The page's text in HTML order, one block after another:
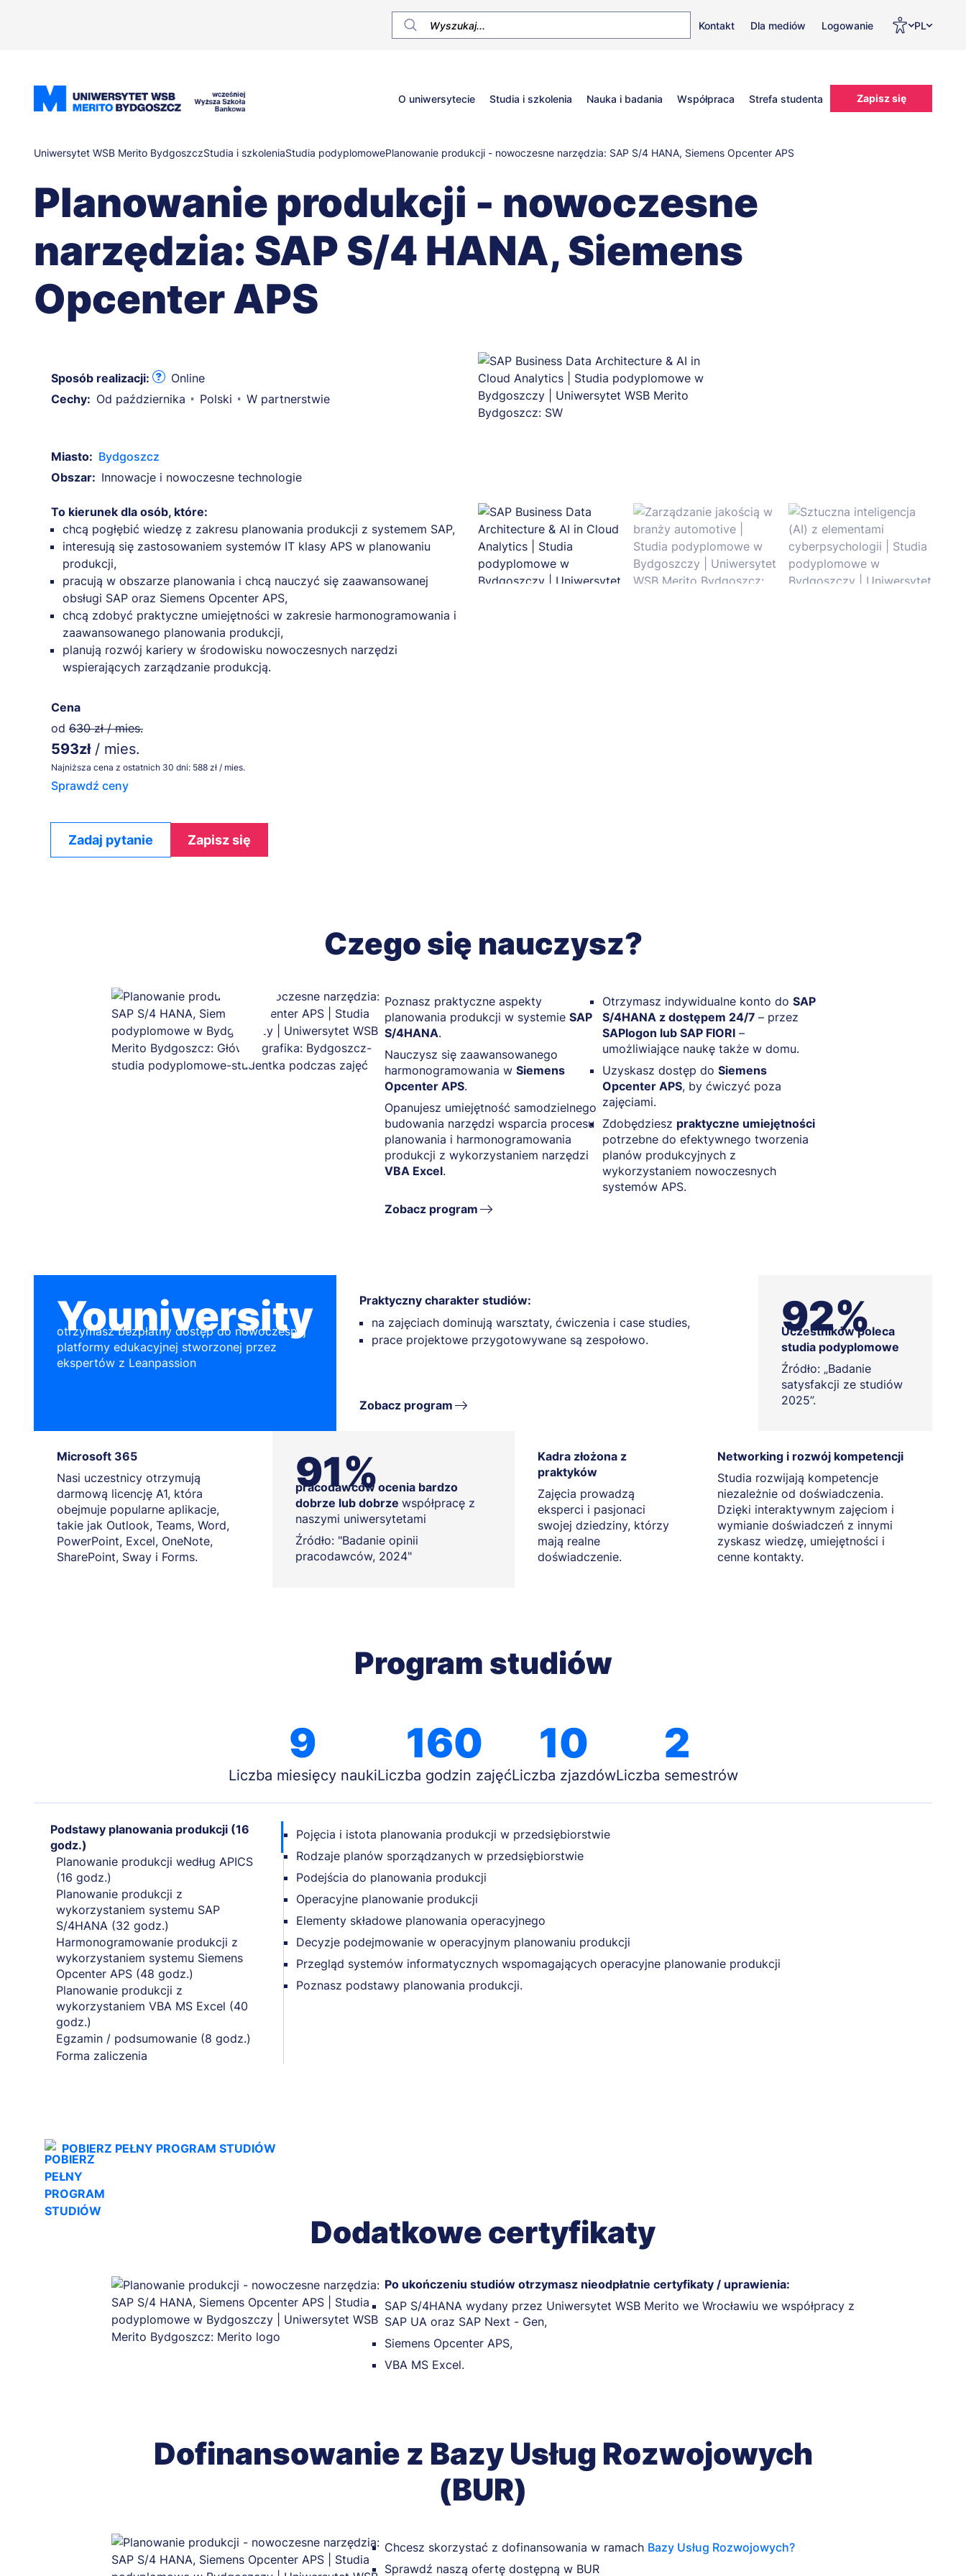
Top
Kontakt Dla mediów Logowanie PL
Główne
menu
O uniwersytecie Studia i szkolenia Nauka i badania Współpraca Strefa studenta Zapisz się
Ścieżka
nawigacyjna
Uniwersytet WSB Merito BydgoszczStudia i szkoleniaStudia podyplomowePlanowanie produkcji - nowoczesne narzędzia: SAP S/4 HANA, Siemens Opcenter APS
Planowanie produkcji - nowoczesne
narzędzia: SAP S/4 HANA, Siemens
Opcenter APS
Sposób realizacji:
Online
Cechy: Od października Polski W partnerstwie
Miasto: Bydgoszcz
Obszar: Innowacje i nowoczesne technologie
To kierunek dla osób, które:
chcą pogłębić wiedzę z zakresu planowania produkcji z systemem SAP,
interesują się zastosowaniem systemów IT klasy APS w planowaniu
produkcji,
pracują w obszarze planowania i chcą nauczyć się zaawansowanej
obsługi SAP oraz Siemens Opcenter APS,
chcą zdobyć praktyczne umiejętności w zakresie harmonogramowania i
zaawansowanego planowania produkcji,
planują rozwój kariery w środowisku nowoczesnych narzędzi
wspierających zarządzanie produkcją.
Cena
od 630 zł / mies.
593zł / mies.
Najniższa cena z ostatnich 30 dni: 588 zł / mies.
Sprawdź ceny
Zadaj pytanie Zapisz się
Czego się nauczysz?
Poznasz praktyczne aspekty
planowania produkcji w systemie SAP
S/4HANA.
Nauczysz się zaawansowanego
harmonogramowania w Siemens
Opcenter APS.
Opanujesz umiejętność samodzielnego
budowania narzędzi wsparcia procesu
planowania i harmonogramowania
produkcji z wykorzystaniem narzędzi
VBA Excel.
Otrzymasz indywidualne konto do SAP
S/4HANA z dostępem 24/7 – przez
SAPlogon lub SAP FIORI –
umożliwiające naukę także w domu.
Uzyskasz dostęp do Siemens
Opcenter APS, by ćwiczyć poza
zajęciami.
Zdobędziesz praktyczne umiejętności
potrzebne do efektywnego tworzenia
planów produkcyjnych z
wykorzystaniem nowoczesnych
systemów APS.
Zobacz program
Youniversity
otrzymasz bezpłatny dostęp do nowoczesnej
platformy edukacyjnej stworzonej przez
ekspertów z Leanpassion
Praktyczny charakter studiów:
na zajęciach dominują warsztaty, ćwiczenia i case studies,
prace projektowe przygotowywane są zespołowo.
Zobacz program
92%
Uczestników poleca
studia podyplomowe
Źródło: „Badanie
satysfakcji ze studiów
2025”.
Microsoft 365
Nasi uczestnicy otrzymują
darmową licencję A1, która
obejmuje popularne aplikacje,
takie jak Outlook, Teams, Word,
PowerPoint, Excel, OneNote,
SharePoint, Sway i Forms.
91%
pracodawców ocenia bardzo
dobrze lub dobrze współpracę z
naszymi uniwersytetami
Źródło: "Badanie opinii
pracodawców, 2024"
Kadra złożona z
praktyków
Zajęcia prowadzą
eksperci i pasjonaci
swojej dziedziny, którzy
mają realne
doświadczenie.
Networking i rozwój kompetencji
Studia rozwijają kompetencje
niezależnie od doświadczenia.
Dzięki interaktywnym zajęciom i
wymianie doświadczeń z innymi
zyskasz wiedzę, umiejętności i
cenne kontakty.
Program studiów
9
Liczba miesięcy nauki
160
Liczba godzin zajęć
10
Liczba zjazdów
2
Liczba semestrów
Podstawy planowania produkcji (16
godz.)
Planowanie produkcji według APICS
(16 godz.)
Planowanie produkcji z
wykorzystaniem systemu SAP
S/4HANA (32 godz.)
Harmonogramowanie produkcji z
wykorzystaniem systemu Siemens
Opcenter APS (48 godz.)
Planowanie produkcji z
wykorzystaniem VBA MS Excel (40
godz.)
Egzamin / podsumowanie (8 godz.)
Forma zaliczenia
Pojęcia i istota planowania produkcji w przedsiębiorstwie
Rodzaje planów sporządzanych w przedsiębiorstwie
Podejścia do planowania produkcji
Operacyjne planowanie produkcji
Elementy składowe planowania operacyjnego
Decyzje podejmowanie w operacyjnym planowaniu produkcji
Przegląd systemów informatycznych wspomagających operacyjne planowanie produkcji
Poznasz podstawy planowania produkcji.
POBIERZ PEŁNY PROGRAM STUDIÓW
Dodatkowe certyfikaty
Po ukończeniu studiów otrzymasz nieodpłatnie certyfikaty / uprawienia:
SAP S/4HANA wydany przez Uniwersytet WSB Merito we Wrocławiu we współpracy z
SAP UA oraz SAP Next - Gen,
Siemens Opcenter APS,
VBA MS Excel.
Dofinansowanie z Bazy Usług Rozwojowych
(BUR)
Chcesz skorzystać z dofinansowania w ramach Bazy Usług Rozwojowych?
Sprawdź naszą ofertę dostępną w BUR